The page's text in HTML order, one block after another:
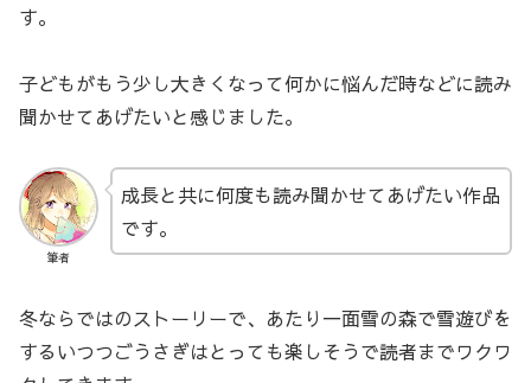
す。
子どもがもう少し大きくなって何かに悩んだ時などに読み
聞かせてあげたいと感じました。
筆者
成長と共に何度も読み聞かせてあげたい作品
です。
冬ならではのストーリーで、あたり一面雪の森で雪遊びを
するいつつごうさぎはとっても楽しそうで読者までワクワ